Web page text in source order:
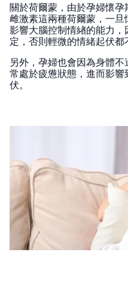
關於荷爾蒙，由於孕婦懷
雌激素這兩種荷爾蒙，一
影響大腦控制情緖的能力
定，否則輕微的情緒起伏都
另外，孕婦也會因為身體
常處於疲憊狀態，進而影
伏。